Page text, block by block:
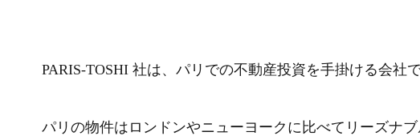
PARIS-TOSHI 社は、パリでの不動産投資を手掛ける会社で
パリの物件はロンドンやニューヨークに比べてリーズナ